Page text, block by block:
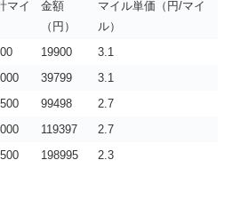
マイ
金額
（円）
マイル単価（円/マイ
ル）
19900
3.1
39799
3.1
99498
2.7
119397
2.7
198995 2.3